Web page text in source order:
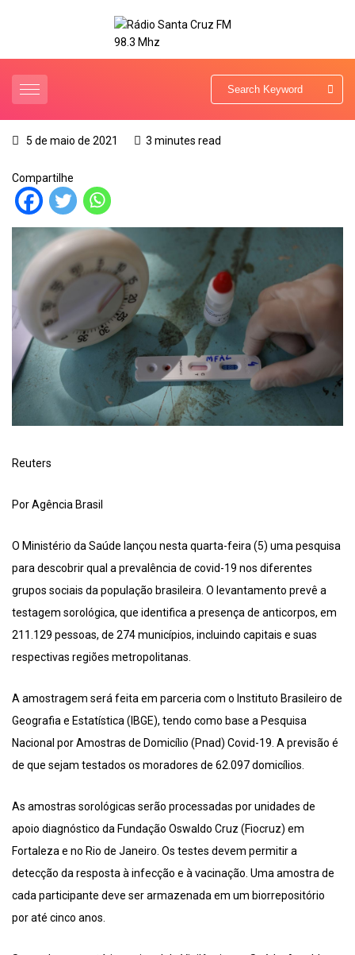
5 de maio de 2021 3 minutes read
Compartilhe
Reuters
Por Agência Brasil
O Ministério da Saúde lançou nesta quarta-feira (5) uma pesquisa
para descobrir qual a prevalência de covid-19 nos diferentes
grupos sociais da população brasileira. O levantamento prevê a
testagem sorológica, que identifica a presença de anticorpos, em
211.129 pessoas, de 274 municípios, incluindo capitais e suas
respectivas regiões metropolitanas.
A amostragem será feita em parceria com o Instituto Brasileiro de
Geografia e Estatística (IBGE), tendo como base a Pesquisa
Nacional por Amostras de Domicílio (Pnad) Covid-19. A previsão é
de que sejam testados os moradores de 62.097 domicílios.
As amostras sorológicas serão processadas por unidades de
apoio diagnóstico da Fundação Oswaldo Cruz (Fiocruz) em
Fortaleza e no Rio de Janeiro. Os testes devem permitir a
detecção da resposta à infecção e à vacinação. Uma amostra de
cada participante deve ser armazenada em um biorrepositório
por até cinco anos.